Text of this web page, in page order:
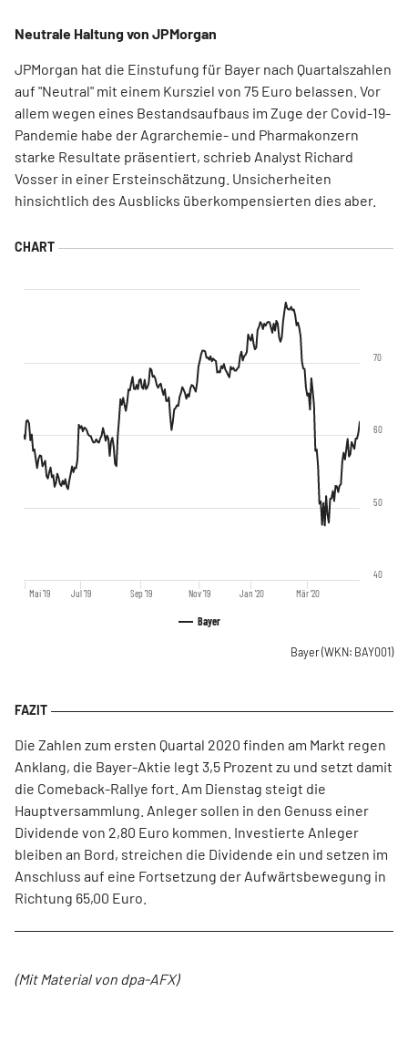
Neutrale Haltung von JPMorgan
JPMorgan hat die Einstufung für Bayer nach Quartalszahlen
auf "Neutral" mit einem Kursziel von 75 Euro belassen. Vor
allem wegen eines Bestandsaufbaus im Zuge der Covid-19-
Pandemie habe der Agrarchemie- und Pharmakonzern
starke Resultate präsentiert, schrieb Analyst Richard
Vosser in einer Ersteinschätzung. Unsicherheiten
hinsichtlich des Ausblicks überkompensierten dies aber.
Bayer
Mai '19 Jul '19 Sep '19 Nov '19 Jan '20 Mär '20
40
50
60
70
Bayer(WKN: BAY001)
Die Zahlen zum ersten Quartal 2020 finden am Markt regen
Anklang, die Bayer-Aktie legt 3,5 Prozent zu und setzt damit
die Comeback-Rallye fort. Am Dienstag steigt die
Hauptversammlung. Anleger sollen in den Genuss einer
Dividende von 2,80 Euro kommen. Investierte Anleger
bleiben an Bord, streichen die Dividende ein und setzen im
Anschluss auf eine Fortsetzung der Aufwärtsbewegung in
Richtung 65,00 Euro.
(Mit Material von dpa-AFX)